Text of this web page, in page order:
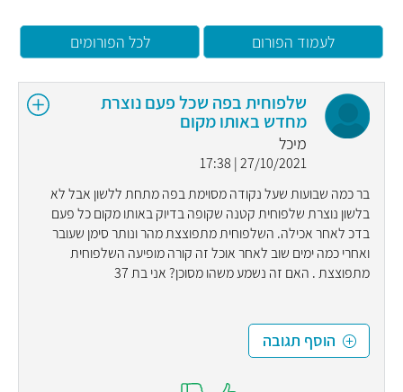
לעמוד הפורום לכל הפורומים
שלפוחית בפה שכל פעם נוצרת
מחדש באותו מקום
מיכל
27/10/2021 | 17:38
בר כמה שבועות שעל נקודה מסוימת בפה מתחת ללשון אבל לא
בלשון נוצרת שלפוחית קטנה שקופה בדיוק באותו מקום כל פעם
בדכ לאחר אכילה. השלפוחית מתפוצצת מהר ונותר סימן שעובר
ואחרי כמה ימים שוב לאחר אוכל זה קורה מופיעה השלפוחית
מתפוצצת . האם זה נשמע משהו מסוכן? אני בת 37
הוסף תגובה